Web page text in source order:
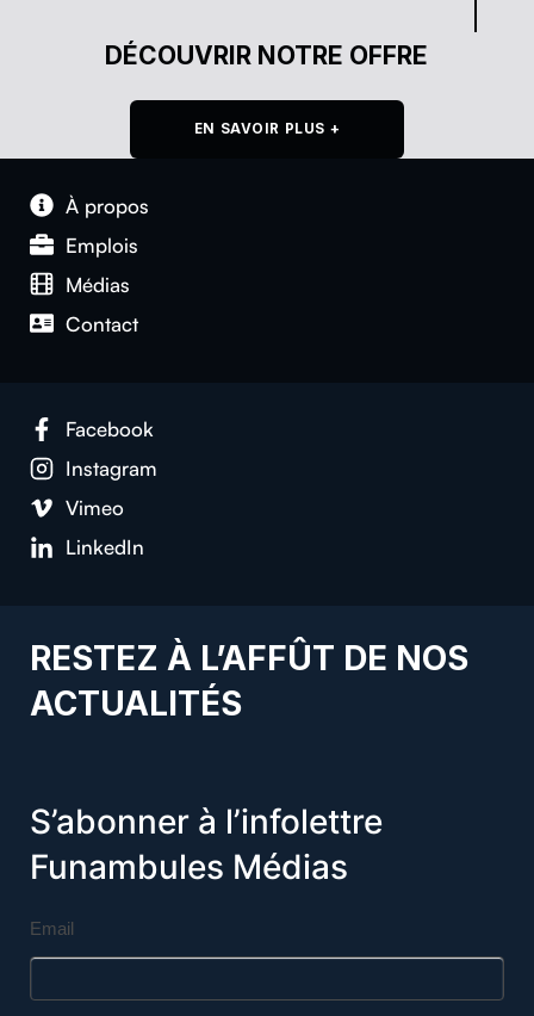
DÉCOUVRIR NOTRE OFFRE
EN SAVOIR PLUS +
À pro­pos
Emplois
Médias
Con­tact
Face­book
Insta­gram
Vimeo
LinkedIn
RESTEZ À L’AFFÛT DE NOS
ACTUALITÉS
S’abonner à l’infolettre
Funambules Médias
Email